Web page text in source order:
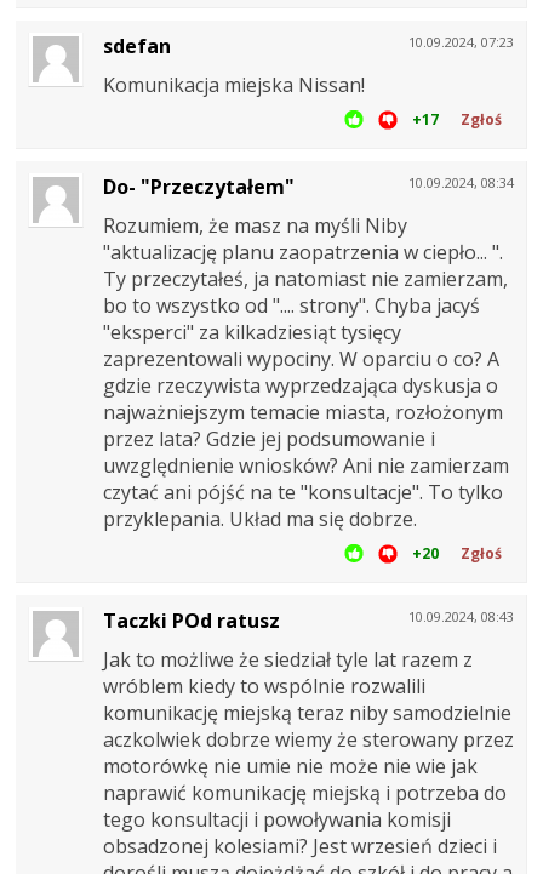
10.09.2024, 07:23
sdefan
Komunikacja miejska Nissan!
+17 Zgłoś
10.09.2024, 08:34
Do- "Przeczytałem"
Rozumiem, że masz na myśli Niby
"aktualizację planu zaopatrzenia w ciepło... ".
Ty przeczytałeś, ja natomiast nie zamierzam,
bo to wszystko od ".... strony". Chyba jacyś
"eksperci" za kilkadziesiąt tysięcy
zaprezentowali wypociny. W oparciu o co? A
gdzie rzeczywista wyprzedzająca dyskusja o
najważniejszym temacie miasta, rozłożonym
przez lata? Gdzie jej podsumowanie i
uwzględnienie wniosków? Ani nie zamierzam
czytać ani pójść na te "konsultacje". To tylko
przyklepania. Układ ma się dobrze.
+20 Zgłoś
10.09.2024, 08:43
Taczki POd ratusz
Jak to możliwe że siedział tyle lat razem z
wróblem kiedy to wspólnie rozwalili
komunikację miejską teraz niby samodzielnie
aczkolwiek dobrze wiemy że sterowany przez
motorówkę nie umie nie może nie wie jak
naprawić komunikację miejską i potrzeba do
tego konsultacji i powoływania komisji
obsadzonej kolesiami? Jest wrzesień dzieci i